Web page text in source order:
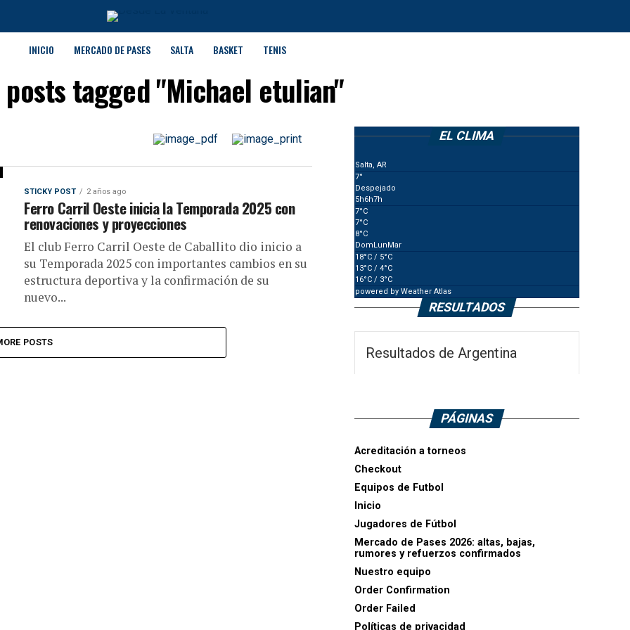
INICIO MERCADO DE PASES SALTA BASKET TENIS
tagged "Michael etulian"
STICKY POST 2 años ago
Ferro Carril Oeste inicia la Temporada 2025 con
renovaciones y proyecciones
El club Ferro Carril Oeste de Caballito dio inicio a
su Temporada 2025 con importantes cambios en su
estructura deportiva y la confirmación de su
nuevo...
POSTS
EL CLIMA
Salta, AR
7°
Despejado
5h6h7h
7°C
7°C
8°C
DomLunMar
18°C / 5°C
13°C / 4°C
16°C / 3°C
powered by Weather Atlas
RESULTADOS
Resultados de Argentina
PÁGINAS
Acreditación a torneos
Checkout
Equipos de Futbol
Inicio
Jugadores de Fútbol
Mercado de Pases 2026: altas, bajas,
rumores y refuerzos confirmados
Nuestro equipo
Order Confirmation
Order Failed
Políticas de privacidad